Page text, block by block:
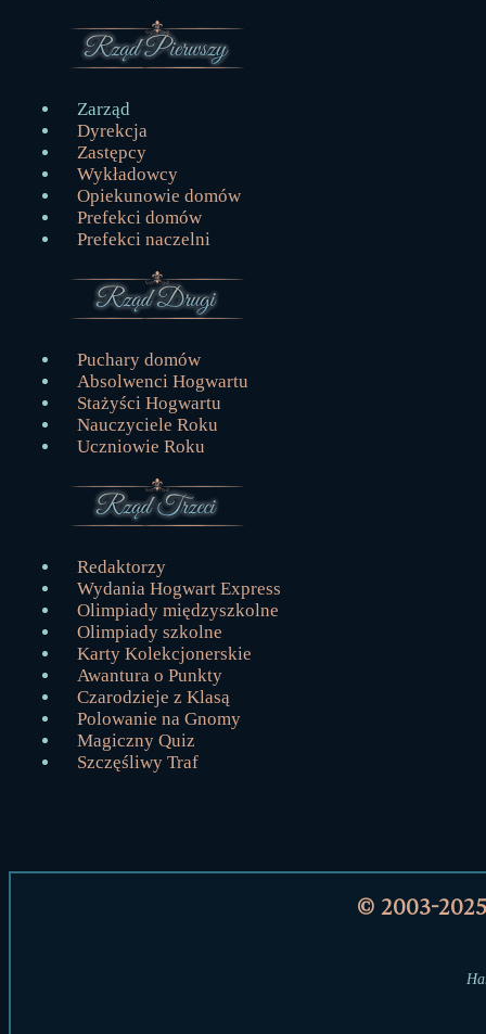
Zarząd
Dyrekcja
Zastępcy
Wykładowcy
Opiekunowie domów
Prefekci domów
Prefekci naczelni
Puchary domów
Absolwenci Hogwartu
Stażyści Hogwartu
Nauczyciele Roku
Uczniowie Roku
Redaktorzy
Wydania Hogwart Express
Olimpiady międzyszkolne
Olimpiady szkolne
Karty Kolekcjonerskie
Awantura o Punkty
Czarodzieje z Klasą
Polowanie na Gnomy
Magiczny Quiz
Szczęśliwy Traf
© 2003-